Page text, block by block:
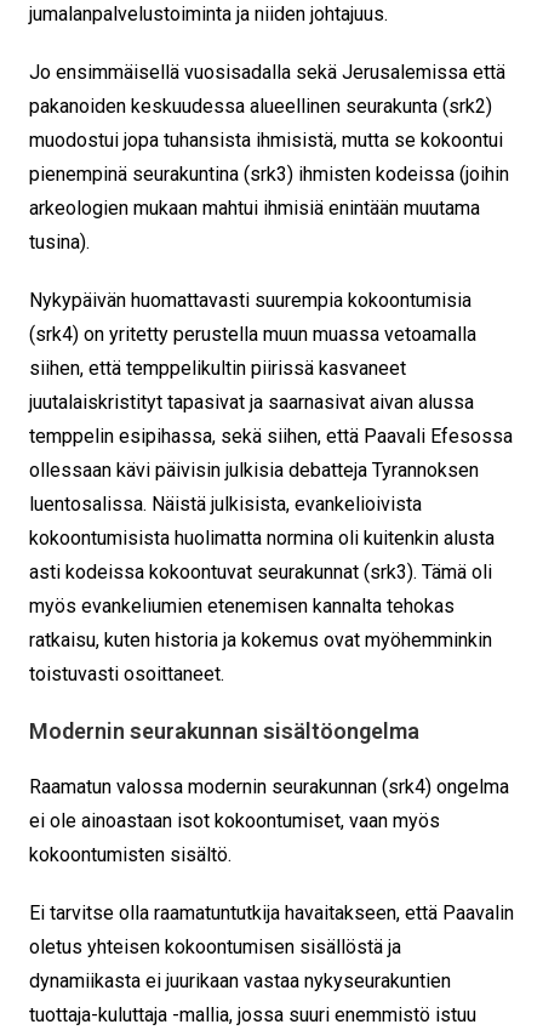
jumalanpalvelustoiminta ja niiden johtajuus.
Jo ensimmäisellä vuosisadalla sekä Jerusalemissa että
pakanoiden keskuudessa alueellinen seurakunta (srk2)
muodostui jopa tuhansista ihmisistä, mutta se kokoontui
pienempinä seurakuntina (srk3) ihmisten kodeissa (joihin
arkeologien mukaan mahtui ihmisiä enintään muutama
tusina).
Nykypäivän huomattavasti suurempia kokoontumisia
(srk4) on yritetty perustella muun muassa vetoamalla
siihen, että temppelikultin piirissä kasvaneet
juutalaiskristityt tapasivat ja saarnasivat aivan alussa
temppelin esipihassa, sekä siihen, että Paavali Efesossa
ollessaan kävi päivisin julkisia debatteja Tyrannoksen
luentosalissa. Näistä julkisista, evankelioivista
kokoontumisista huolimatta normina oli kuitenkin alusta
asti kodeissa kokoontuvat seurakunnat (srk3). Tämä oli
myös evankeliumien etenemisen kannalta tehokas
ratkaisu, kuten historia ja kokemus ovat myöhemminkin
toistuvasti osoittaneet.
Modernin seurakunnan sisältöongelma
Raamatun valossa modernin seurakunnan (srk4) ongelma
ei ole ainoastaan isot kokoontumiset, vaan myös
kokoontumisten sisältö.
Ei tarvitse olla raamatuntutkija havaitakseen, että Paavalin
oletus yhteisen kokoontumisen sisällöstä ja
dynamiikasta ei juurikaan vastaa nykyseurakuntien
tuottaja-kuluttaja -mallia, jossa suuri enemmistö istuu